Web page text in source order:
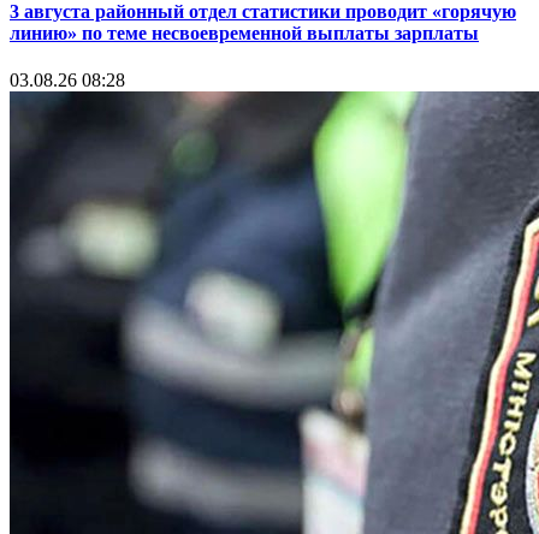
3 августа районный отдел статистики проводит «горячую
линию» по теме несвоевременной выплаты зарплаты
03.08.26 08:28